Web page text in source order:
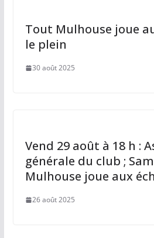
Tout Mulhouse joue
le plein
30 août 2025
Vend 29 août à 18 h :
générale du club ;
Mulhouse joue aux
26 août 2025